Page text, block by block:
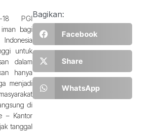
18 PGI
bagi
untuk
dalam
hanya
menjadi
di
– Kantor
tanggal
Bagikan:
Facebook
Share
WhatsApp